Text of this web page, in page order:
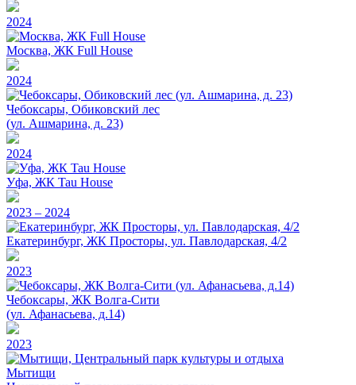
2024
Москва, ЖК Full House
2024
Чебоксары, Обиковский лес
(ул. Ашмарина, д. 23)
2024
Уфа, ЖК Tau House
2023 – 2024
Екатеринбург, ЖК Просторы, ул. Павлодарская, 4/2
2023
Чебоксары, ЖК Волга-Сити
(ул. Афанасьева, д.14)
2023
Мытищи